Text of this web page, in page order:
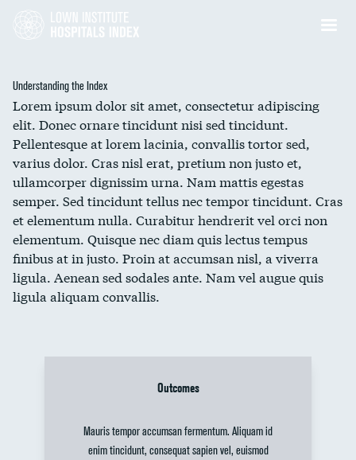
Understanding the Index
Lorem ipsum dolor sit amet, consectetur adipiscing
elit. Donec ornare tincidunt nisi sed tincidunt.
Pellentesque at lorem lacinia, convallis tortor sed,
varius dolor. Cras nisl erat, pretium non justo et,
ullamcorper dignissim urna. Nam mattis egestas
semper. Sed tincidunt tellus nec tempor tincidunt. Cras
et elementum nulla. Curabitur hendrerit vel orci non
elementum. Quisque nec diam quis lectus tempus
finibus at in justo. Proin at accumsan nisl, a viverra
ligula. Aenean sed sodales ante. Nam vel augue quis
ligula aliquam convallis.
Outcomes
Mauris tempor accumsan fermentum. Aliquam id
enim tincidunt, consequat sapien vel, euismod